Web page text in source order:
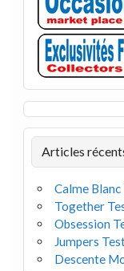
Articles
Calme
Together
Obsession
Jumpers
Descente